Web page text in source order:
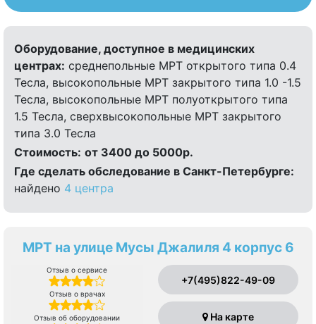
Оборудование, доступное в медицинских
центрах: среднепольные МРТ открытого типа 0.4
Тесла, высокопольные МРТ закрытого типа 1.0 -1.5
Тесла, высокопольные МРТ полуоткрытого типа
1.5 Тесла, сверхвысокопольные МРТ закрытого
типа 3.0 Тесла
Стоимость: от 3400 до 5000р.
Где сделать обследование в Санкт-Петербурге:
найдено 4 центра
МРТ на улице Мусы Джалиля 4 корпус 6
Отзыв о сервисе
Отзыв о врачах
Отзыв об оборудовании
+7(495)822-49-09
На карте